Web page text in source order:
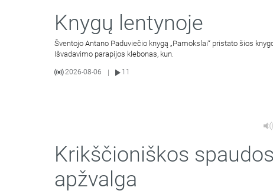
Knygų lentynoje
Šventojo Antano Paduviečio knygą „Pamokslai“ pristato šios
Išvadavimo parapijos klebonas, kun.
2026-08-06 11
Krikščioniškos spaudos
apžvalga